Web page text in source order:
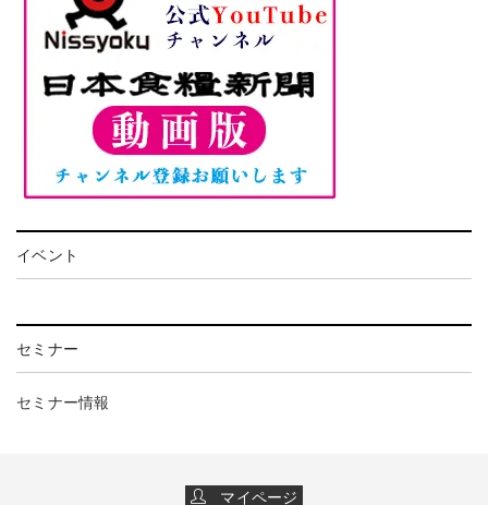
イベント
セミナー
セミナー情報
マイページ